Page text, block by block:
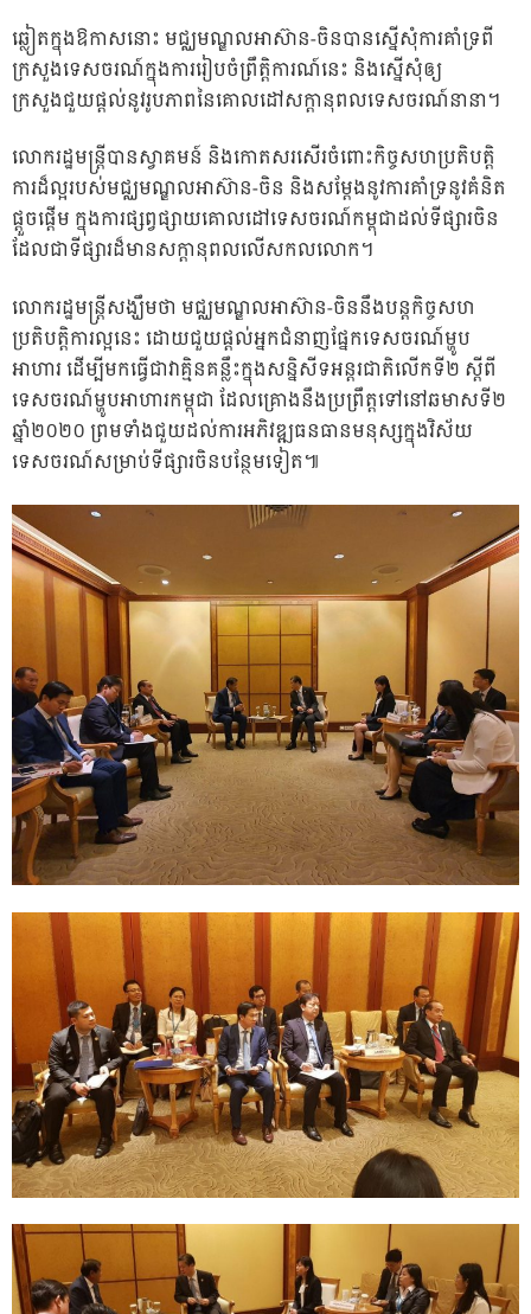
ឆ្លៀតក្នុងឱកាសនោះ មជ្ឈមណ្ឌលអាស៊ាន-ចិនបានស្នើសុំការគាំទ្រពី
ក្រសួងទេសចរណ៍ក្នុងការរៀបចំព្រឹត្តិការណ៍នេះ និងស្នើសុំឲ្យ
ក្រសួងជួយផ្តល់នូវរូបភាពនៃគោលដៅសក្តានុពលទេសចរណ៍នានា។
លោករដ្ឋមន្ត្រីបានស្វាគមន៍ និងកោតសរសើរចំពោះកិច្ចសហប្រតិបត្តិ
ការដ៏ល្អរបស់មជ្ឈមណ្ឌលអាស៊ាន-ចិន និងសម្ដែងនូវការគាំទ្រនូវគំនិត
ផ្តួចផ្តើម ក្នុងការផ្សព្វផ្សាយគោលដៅទេសចរណ៍កម្ពុជាដល់ទីផ្សារចិន
ដែលជាទីផ្សារដ៏មានសក្តានុពលលើសកលលោក។
លោករដ្ឋមន្រ្តីសង្ឃឹមថា មជ្ឈមណ្ឌលអាស៊ាន-ចិននឹងបន្តកិច្ចសហ
ប្រតិបត្តិការល្អនេះ ដោយជួយផ្តល់អ្នកជំនាញផ្នែកទេសចរណ៍ម្ហូប
អាហារ ដើម្បីមកធ្វើជាវាគ្មិនគន្លឹះក្នុងសន្និសីទអន្តរជាតិលើកទី២ ស្តីពី
ទេសចរណ៍ម្ហូបអាហារកម្ពុជា ដែលគ្រោងនឹងប្រព្រឹត្តទៅនៅឆមាសទី២
ឆ្នាំ២០២០ ព្រមទាំងជួយដល់ការអភិវឌ្ឍធនធានមនុស្សក្នុងវិស័យ
ទេសចរណ៍សម្រាប់ទីផ្សារចិនបន្ថែមទៀត៕